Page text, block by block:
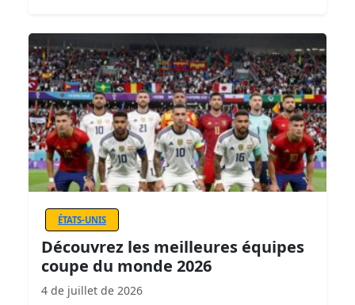
ÉTATS-UNIS
Découvrez les meilleures équipes
coupe du monde 2026
4 de juillet de 2026